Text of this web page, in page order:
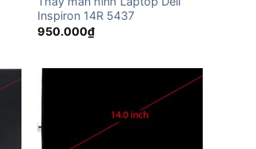
Inspiron 14R 5437
950.000₫